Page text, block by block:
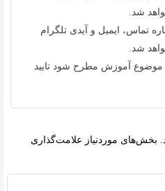
شد.
تماس، ایمیل و آیدی تلگرام
شد.
موضوع آموزش مطرح شود تایید
بخش‌های موردنیاز علامت‌گذاری